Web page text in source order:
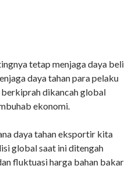
tetap menjaga daya beli
daya tahan para pelaku
dikancah global
ekonomi.
daya tahan eksportir kita
global saat ini ditengah
fluktuasi harga bahan bakar